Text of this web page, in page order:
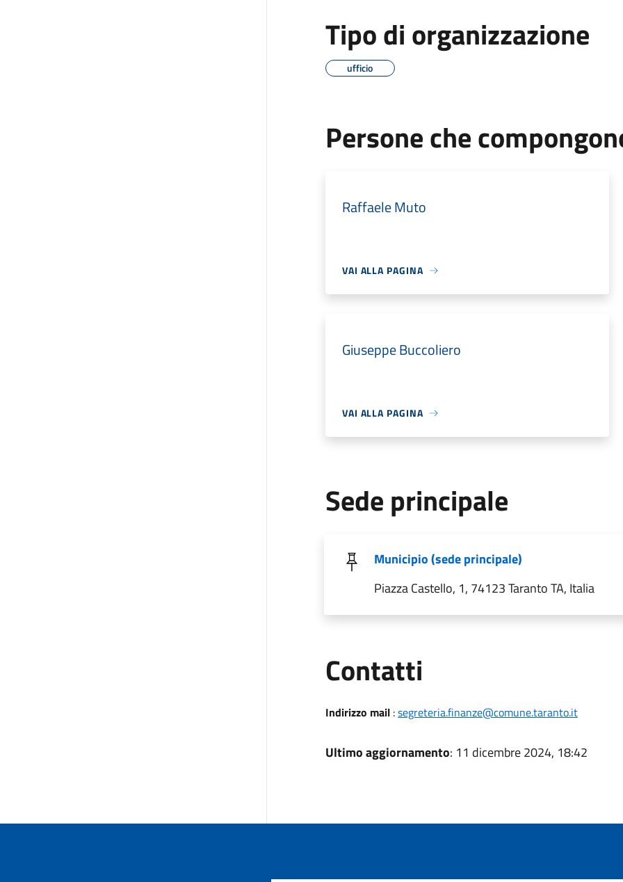
Tipo di organizzazione
ufficio
Persone che
Raffaele Muto
VAI ALLA PAGINA
Giuseppe Buccoliero
VAI ALLA PAGINA
Sede principale
Municipio (sede principale)
Piazza Castello, 1, 74123 Taranto TA, Italia
Contatti
Indirizzo mail:segreteria.finanze@comune.taranto.it
Ultimo aggiornamento: 11 dicembre 2024, 18:42